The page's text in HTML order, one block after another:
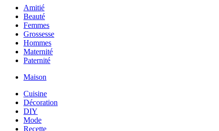
Amitié
Beauté
Femmes
Grossesse
Hommes
Maternité
Paternité
Maison
Cuisine
Décoration
DIY
Mode
Recette